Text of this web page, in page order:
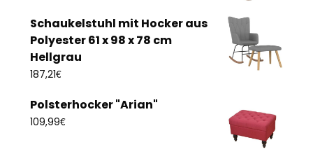
Schaukelstuhl mit Hocker aus
Polyester 61 x 98 x 78 cm
Hellgrau
187,21€
Polsterhocker "Arian"
109,99€